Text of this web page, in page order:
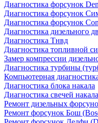
Диагностика форсунок
Диагностика форсунок
Диагностика форсунок
Диагностика дизельного
Диагностика Тнвд
Диагностика топливной
Замер компрессии
Диагностика турбины
Компьютерная
Диагностика блока накала
Диагностика свечей накала
Ремонт дизельных
Ремонт форсунок Бош